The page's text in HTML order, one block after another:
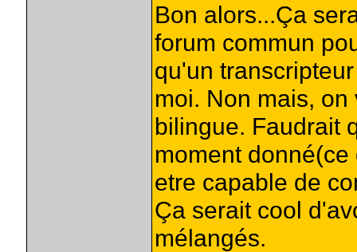
Bon alors...Ça
forum commun
qu'un
moi. Non mais,
bilingue. Faudrait
moment
etre capable de
Ça serait cool
mélangés.